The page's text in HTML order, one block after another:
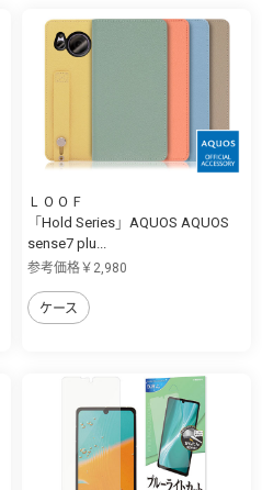
ＬＯＯＦ
「Hold Series」AQUOS AQUOS
sense7 plu...
参考価格￥2,980
ケース